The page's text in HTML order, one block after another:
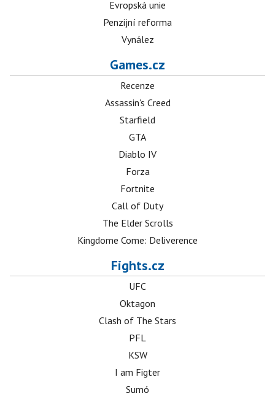
Evropská unie
Penzijní reforma
Vynález
Games.cz
Recenze
Assassin's Creed
Starfield
GTA
Diablo IV
Forza
Fortnite
Call of Duty
The Elder Scrolls
Kingdome Come: Deliverence
Fights.cz
UFC
Oktagon
Clash of The Stars
PFL
KSW
I am Figter
Sumó